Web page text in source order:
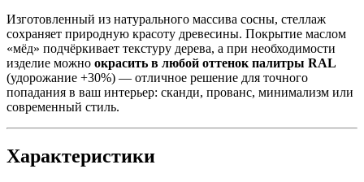
Изготовленный из натурального массива сосны, стеллаж
сохраняет природную красоту древесины. Покрытие маслом
«мёд» подчёркивает текстуру дерева, а при необходимости
изделие можно окрасить в любой оттенок палитры RAL
(удорожание +30%) — отличное решение для точного
попадания в ваш интерьер: сканди, прованс, минимализм или
современный стиль.
Характеристики